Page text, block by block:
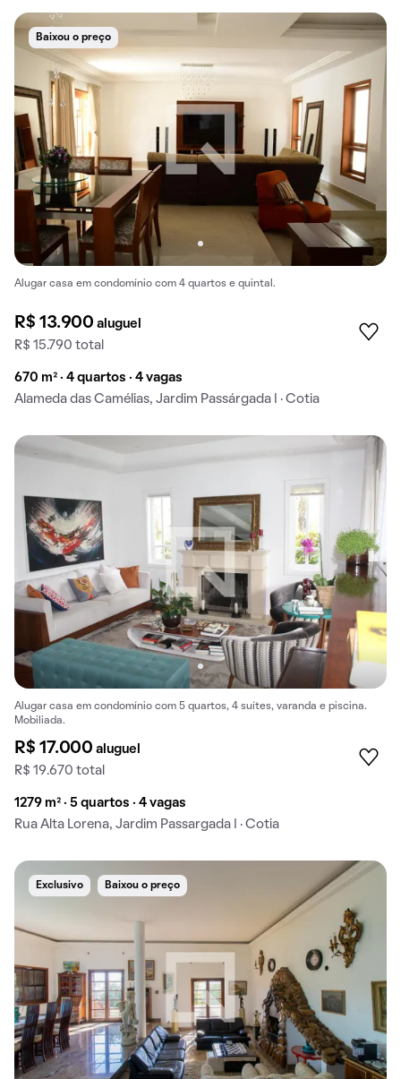
Baixou o preço
Alugar casa em condomínio com 4 quartos e quintal.
R$ 13.900aluguel
R$ 15.790 total
670 m² · 4 quartos · 4 vagas
Alameda das Camélias, Jardim Passárgada I · Cotia
Alugar casa em condomínio com 5 quartos, 4 suítes, varanda e piscina.
Mobiliada.
R$ 17.000aluguel
R$ 19.670 total
1279 m² · 5 quartos · 4 vagas
Rua Alta Lorena, Jardim Passargada I · Cotia
Exclusivo Baixou o preço